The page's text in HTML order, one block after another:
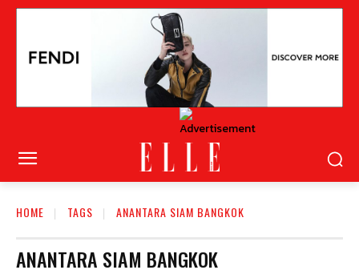
HOME TAGS ANANTARA SIAM BANGKOK
ANANTARA SIAM BANGKOK